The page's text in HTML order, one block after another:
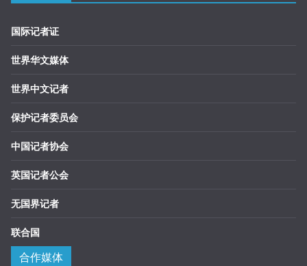
国际记者证
世界华文媒体
世界中文记者
保护记者委员会
中国记者协会
英国记者公会
无国界记者
联合国
合作媒体